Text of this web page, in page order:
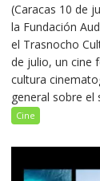
(Caracas 10 de
la Fundación
el Trasnocho
de julio, un cine
cultura
general sobre el
Cine